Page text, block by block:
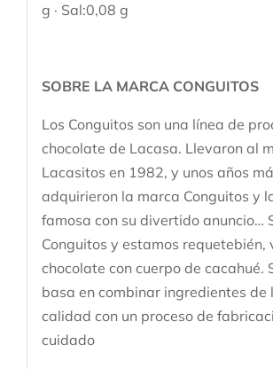
g · Sal:0,08 g
SOBRE LA MARCA CONGUITOS
Los Conguitos son una línea de
chocolate de Lacasa. Llevaron al
Lacasitos en 1982, y unos años
adquirieron la marca Conguitos y
famosa con su divertido anuncio…
Conguitos y estamos requetebién,
chocolate con cuerpo de cacahué.
basa en combinar ingredientes de
calidad con un proceso de
cuidado